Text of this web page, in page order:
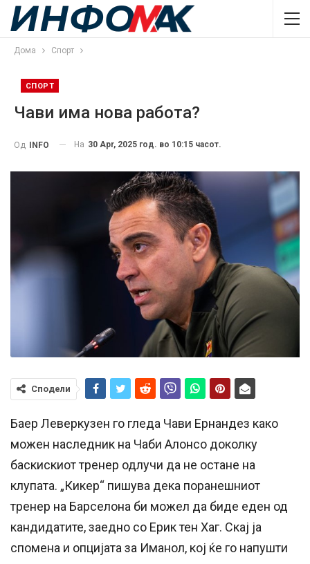
Дома Спорт
СПОРТ
Чави има нова работа?
Од INFO На 30 Apr, 2025 год. во 10:15 часот.
Сподели
Баер Леверкузен го гледа Чави Ернандез како
можен наследник на Чаби Алонсо доколку
баскискиот тренер одлучи да не остане на
клупата. „Кикер“ пишува дека поранешниот
тренер на Барселона би можел да биде еден од
кандидатите, заедно со Ерик тен Хаг. Скај ја
спомена и опцијата за Иманол, кој ќе го напушти